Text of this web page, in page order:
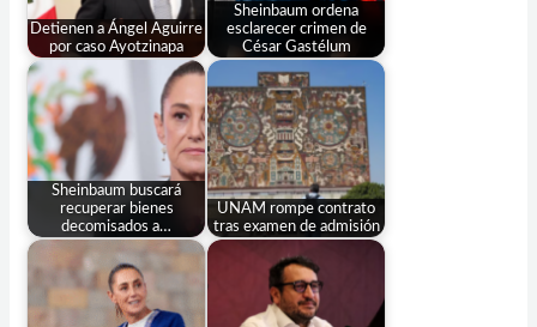
Detienen a Ángel Aguirre
por caso Ayotzinapa
Sheinbaum ordena
esclarecer crimen de
César Gastélum
Sheinbaum buscará
recuperar bienes
decomisados a…
UNAM rompe contrato
tras examen de admisión